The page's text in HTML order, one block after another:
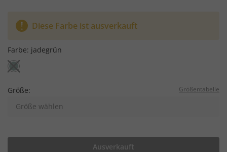
Diese Farbe ist ausverkauft
Farbe: jadegrün
Größe: Größentabelle
Größe wählen
Ausverkauft